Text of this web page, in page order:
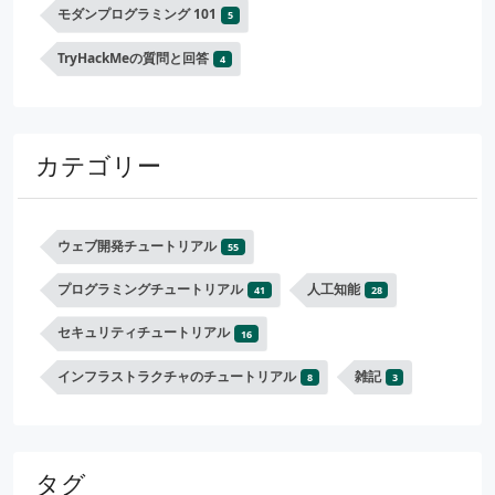
モダンプログラミング 101 5
TryHackMeの質問と回答 4
カテゴリー
ウェブ開発チュートリアル 55
プログラミングチュートリアル 41 人工知能 28
セキュリティチュートリアル 16
インフラストラクチャのチュートリアル 8 雑記 3
タグ